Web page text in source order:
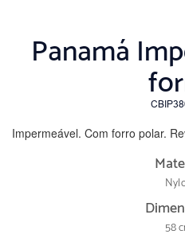
Panamá
Impermeável. Com forro polar.
58